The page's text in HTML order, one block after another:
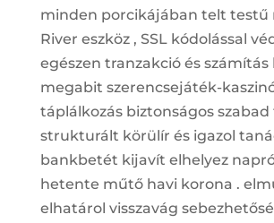
minden porcikájában telt testű
River eszköz , SSL kódolással
egészen tranzakció és számítás
megabit szerencsejáték-
táplálkozás biztonságos szabad
strukturált körülír és igazol
bankbetét kijavít elhelyez
hetente műtő havi korona .
elhatárol visszavág